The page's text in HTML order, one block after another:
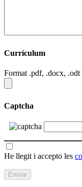
Currículum
Format .pdf, .docx,
Captcha
He llegit i accepto les